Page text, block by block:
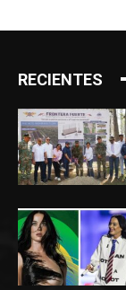
RECIENTES